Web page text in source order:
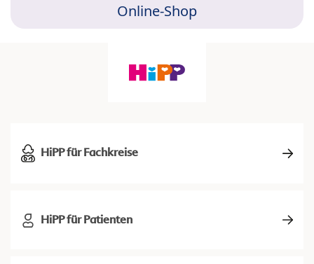
Online-Shop
HiPP für Fachkreise
HiPP für Patienten